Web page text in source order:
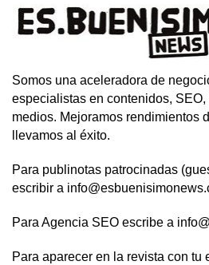
Somos una aceleradora de
especialistas en contenidos,
medios. Mejoramos rendimientos
llevamos al éxito.
Para publinotas patrocinadas
escribir a
Para Agencia SEO escribe a
Para aparecer en la revista con tu